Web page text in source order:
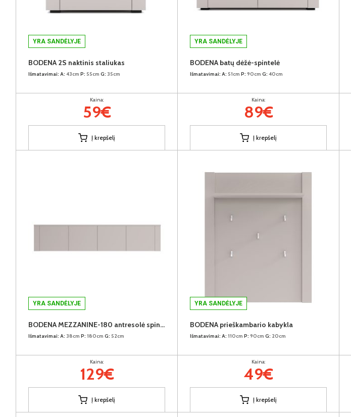
YRA SANDĖLYJE
BODENA 2S naktinis staliukas
Išmatavimai: A: 43cm P: 55cm G: 35cm
Kaina:
59€
Į krepšelį
YRA SANDĖLYJE
BODENA batų dėžė-spintelė
Išmatavimai: A: 51cm P: 90cm G: 40cm
Kaina:
89€
Į krepšelį
YRA SANDĖLYJE
BODENA MEZZANINE-180 antresolė spintai
Išmatavimai: A: 38cm P: 180cm G: 52cm
Kaina:
129€
Į krepšelį
YRA SANDĖLYJE
BODENA prieškambario kabykla
Išmatavimai: A: 110cm P: 90cm G: 20cm
Kaina:
49€
Į krepšelį